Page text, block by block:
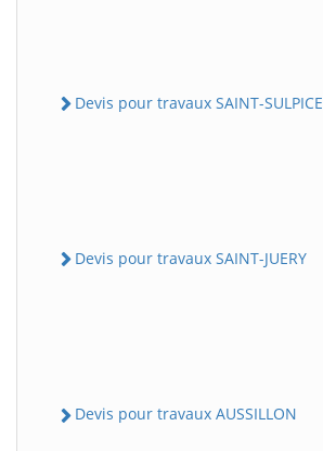
Devis pour travaux SAINT-SULPICE
Devis pour travaux SAINT-JUERY
Devis pour travaux AUSSILLON